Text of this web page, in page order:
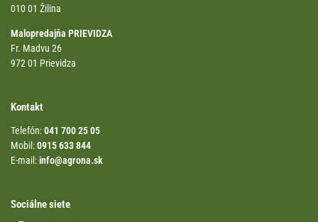
010 01 Žilina
Malopredajňa PRIEVIDZA
Fr. Madvu 26
972 01 Prievidza
Kontakt
Telefón:041 700 25 05
Mobil:0915 633 844
E-mail:info@agrona.sk
Sociálne siete